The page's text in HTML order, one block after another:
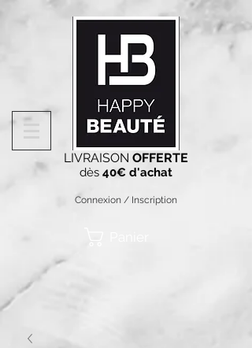
LIVRAISON OFFERTE
dès 40€ d'achat
Connexion / Inscription